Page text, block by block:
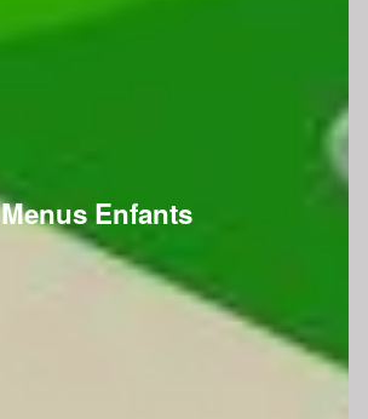
Menus Enfants